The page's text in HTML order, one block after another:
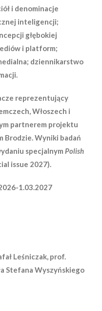
i denominacje
inteligencji;
głębokiej
i platform;
dziennikarstwo
reprezentujący
Włoszech i
partnerem projektu
Brodzie. Wyniki badań
specjalnymPolish
issue 2027).
1.03.2027
Leśniczak, prof.
Stefana Wyszyńskiego